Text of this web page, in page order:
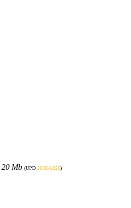
20 Mb (UPD 20/06/2026)